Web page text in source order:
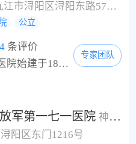
东院:江西省九江市浔阳区浔阳东路57号;西院:江西省九江市浔阳区湓浦路284号;附属口腔医院:江西省九江市浔阳区长虹北路96号
公立
4条评价
九江学院临床医学院/附属医院始建于1877年，前身是法籍天主教神父董若望创建的“圣味增爵医院”，为江西省第一所西医院，西医由此传入九江。现已发展成为拥有完善的基础设施和雄厚的医疗技术服务水平、学科设置齐全、师资力量雄厚、人才资源最为丰富的江西省最大的三级甲等综合医院之一。作为全省规模第二、九江唯一一所本科大学的附属医院，在学科建设、技术水平、教学科研和人才方面具有九江市内其他医院所无法比拟的优势...
专家团队
军第一七一医院 神经内科
阳区东门1216号